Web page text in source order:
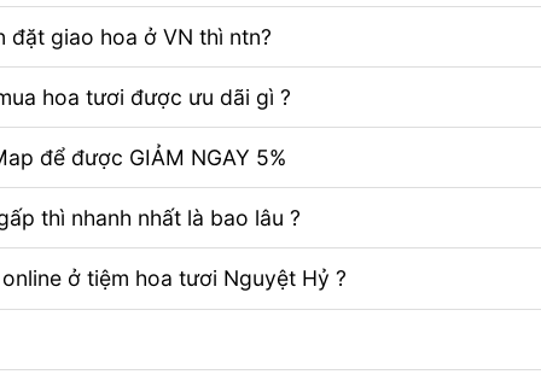
đặt giao hoa ở VN thì ntn?
hoa tươi được ưu dãi gì ?
để được GIẢM NGAY 5%
thì nhanh nhất là bao lâu ?
ở tiệm hoa tươi Nguyệt Hỷ ?